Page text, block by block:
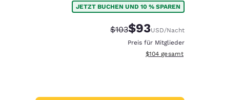
JETZT BUCHEN UND 10 % SPAREN
Durchgestrichener Preis:
$103Vergünstigter Preis:
$93USD/Nacht
Preis für Mitglieder
Geschätzte Gesamtdetails
$104 gesamt